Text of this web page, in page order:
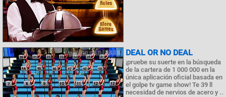
DEAL OR NO DEAL
¡pruebe su suerte en la búsqueda
de la cartera de 1 000 000 en la
única aplicación oficial basada en
el golpe tv game show! Te 39 ll
necesidad de nervios de acero y ..